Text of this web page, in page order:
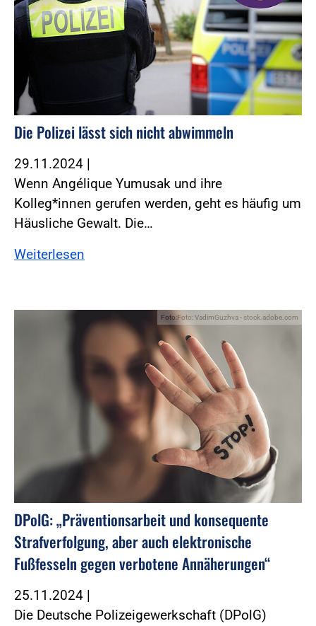
Die Polizei lässt sich nicht abwimmeln
29.11.2024 |
Wenn Angélique Yumusak und ihre
Kolleg*innen gerufen werden, geht es häufig um
Häusliche Gewalt. Die…
Weiterlesen
Foto:Foto: VadimGuzhva - stock.adobe.com
DPolG: „Präventionsarbeit und konsequente
Strafverfolgung, aber auch elektronische
Fußfesseln gegen verbotene Annäherungen“
25.11.2024 |
Die Deutsche Polizeigewerkschaft (DPolG)